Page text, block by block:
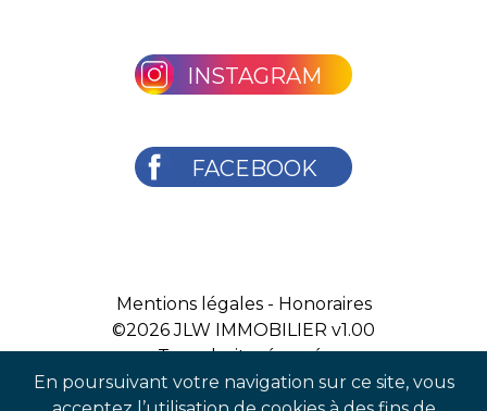
En poursuivant votre navigation sur ce site, vous
INSTAGRAM
FACEBOOK
Mentions légales- Honoraires
©2026JLW IMMOBILIER v1.00
Tous droits réservés